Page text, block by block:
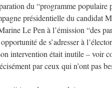
du “programme populaire
présidentielle du candidat
Le Pen à l’émission “des
de s’adresser à
intervention était inutile – voir
par ceux qui n’ont pas